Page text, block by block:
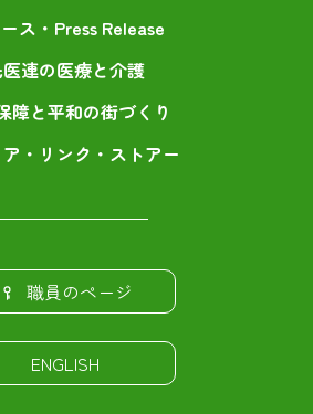
ス・Press Release
連の医療と介護
障と平和の街づくり
・リンク・ストアー
職員のページ
ENGLISH